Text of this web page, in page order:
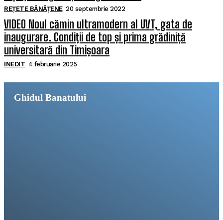
REȚETE BĂNĂȚENE 20 septembrie 2022
VIDEO Noul cămin ultramodern al UVT, gata de
inaugurare. Condiții de top și prima grădiniță
universitară din Timișoara
INEDIT 4 februarie 2025
Ghidul Banatului